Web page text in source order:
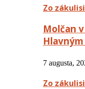
Zo
Molčan
7 augusta,
Zo